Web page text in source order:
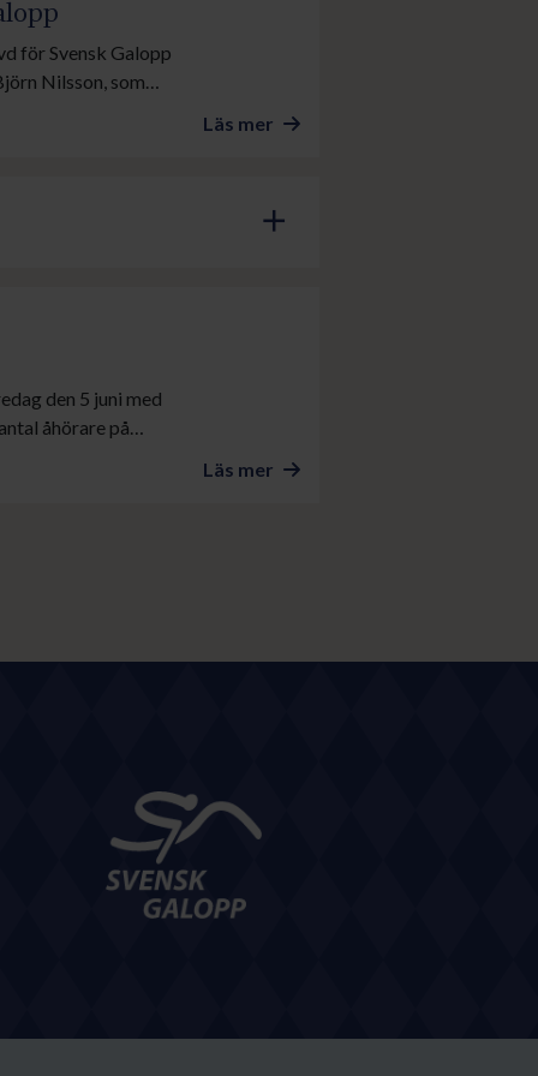
för Svensk Galopp
Nilsson, som
Läs mer
add
den 5 juni med
åhörare på
Läs mer